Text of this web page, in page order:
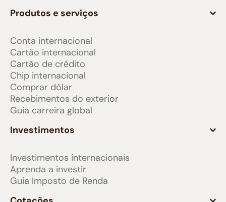
Produtos e serviços
Conta internacional
Cartão internacional
Cartão de crédito
Chip internacional
Comprar dólar
Recebimentos do exterior
Guia carreira global
Investimentos
Investimentos internacionais
Aprenda a investir
Guia Imposto de Renda